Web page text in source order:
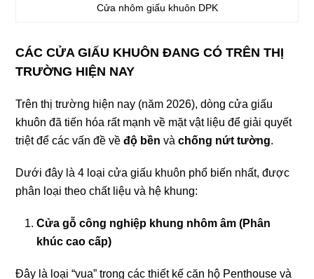
Cửa nhôm giấu khuôn DPK
CÁC CỬA GIẤU KHUÔN ĐANG CÓ TRÊN THỊ
TRƯỜNG HIỆN NAY
Trên thị trường hiện nay (năm 2026), dòng cửa giấu
khuôn đã tiến hóa rất mạnh về mặt vật liệu để giải quyết
triệt để các vấn đề vềđộ bền vàchống nứt tường.
Dưới đây là 4 loại cửa giấu khuôn phổ biến nhất, được
phân loại theo chất liệu và hệ khung:
Cửa gỗ công nghiệp khung nhôm âm (Phân
khúc cao cấp)
Đây là loại “vua” trong các thiết kế căn hộ Penthouse và